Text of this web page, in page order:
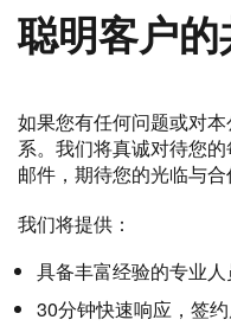
聪明客户
如果您有任何问题或对
系。我们将真诚对待您
邮件，期待您的光临与合
我们将提供：
具备丰富经验的专业
30分钟快速响应，签